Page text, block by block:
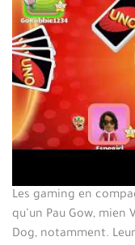
Les gaming en
qu’un Pau Gow, mien
Dog, notamment.